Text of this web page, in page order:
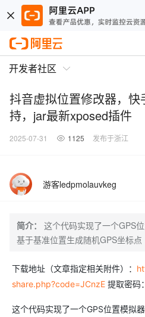
开发者社区
抖音虚拟位置修改器，
持，jar最新xposed插件
2025-07-31 1125 发布于浙江
游客ledpmolauvkeg
简介：
这个代码实现了一个GPS
基于基准位置生成随机GPS坐标点
下载地址（文章指定相关附件）：
share.php?code=JCnzE 提取密码
这个代码实现了一个GPS位置模拟器